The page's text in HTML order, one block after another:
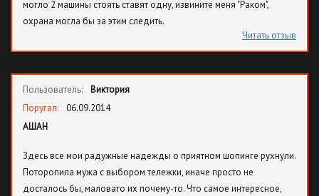
могло 2 машины стоять ставят одну, извините меня "Раком",
охрана могла бы за этим следить.
Читать отзыв
Пользователь:
Виктория
Поругал:
06.09.2014
АШАН
Здесь все мои радужные надежды о приятном шопинге рухнули.
Поторопила мужа с выбором тележки, иначе просто не
досталось бы, маловато их почему-то. Что самое интересное,